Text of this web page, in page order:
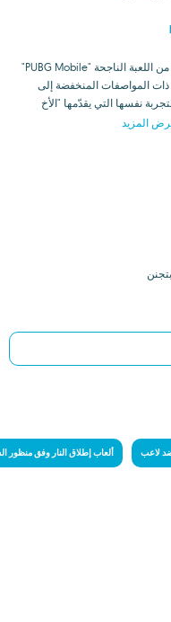
PUBG MOBILE LITE هي نسخة من اللعبة الناجحة "PUBG Mobile"
المواصفات المنخفضة إلى
نفسها التي يقدّمها "الأخ
المزيد
لاعب ألعاب إطلاق النار وفق منظور